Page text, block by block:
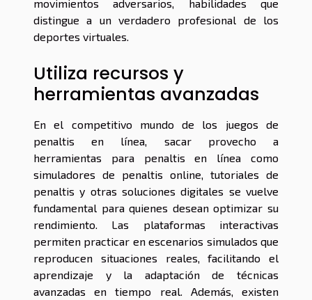
movimientos adversarios, habilidades que
distingue a un verdadero profesional de los
deportes virtuales.
Utiliza recursos y
herramientas avanzadas
En el competitivo mundo de los juegos de
penaltis en línea, sacar provecho a
herramientas para penaltis en línea como
simuladores de penaltis online, tutoriales de
penaltis y otras soluciones digitales se vuelve
fundamental para quienes desean optimizar su
rendimiento. Las plataformas interactivas
permiten practicar en escenarios simulados que
reproducen situaciones reales, facilitando el
aprendizaje y la adaptación de técnicas
avanzadas en tiempo real. Además, existen